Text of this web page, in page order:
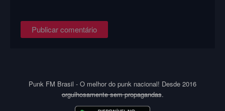
Punk FM Brasil - O melhor do punk nacional! Desde 2016
orgulhosamente sem propagandas.